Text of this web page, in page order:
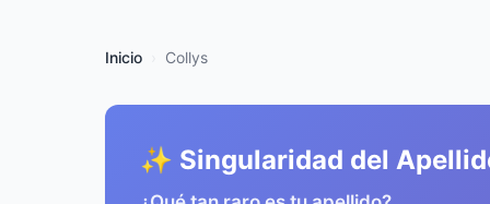
Inicio Collys
✨ Singularidad del